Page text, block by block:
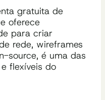
gratuita de
oferece
para criar
rede, wireframes
source, é uma das
flexíveis do